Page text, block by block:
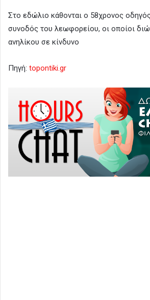
Στο εδώλιο κάθονται ο 58χρονος
συνοδός του λεωφορείου, οι οποίοι
ανηλίκου σε κίνδυνο
Πηγή: topontiki.gr